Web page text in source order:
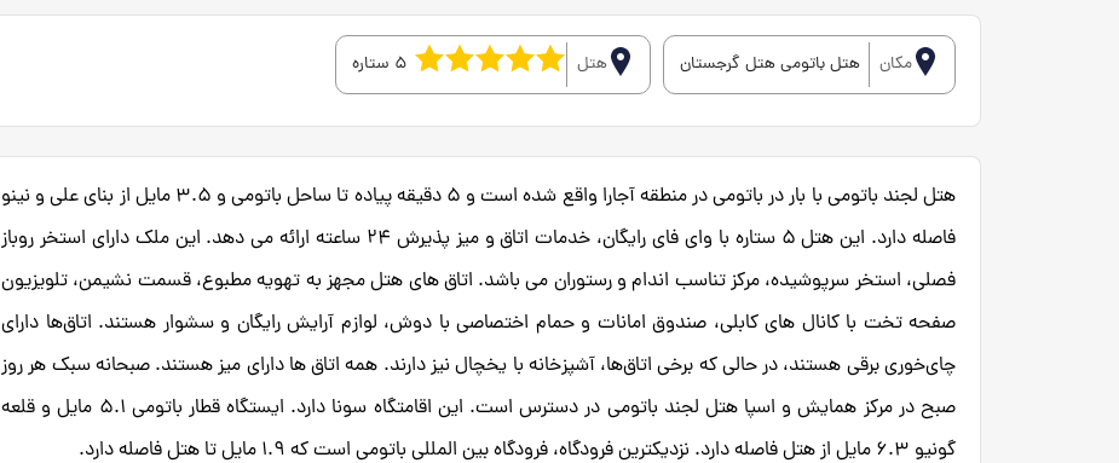
مکان هتل باتومی هتل گرجستان هتل 5 ستاره
هتل لجند باتومی با بار در باتومی در منطقه آجارا واقع شده است و 5 دقیقه پیاده تا ساحل باتومی و 3.5 مایل از بنای علی و نینو
فاصله دارد. این هتل 5 ستاره با وای فای رایگان، خدمات اتاق و میز پذیرش 24 ساعته ارائه می دهد. این ملک دارای استخر روباز
فصلی، استخر سرپوشیده، مرکز تناسب اندام و رستوران می باشد. اتاق های هتل مجهز به تهویه مطبوع، قسمت نشیمن، تلویزیون
صفحه تخت با کانال های کابلی، صندوق امانات و حمام اختصاصی با دوش، لوازم آرایش رایگان و سشوار هستند. اتاق‌ها دارای
چای‌خوری برقی هستند، در حالی که برخی اتاق‌ها، آشپزخانه با یخچال نیز دارند. همه اتاق ها دارای میز هستند. صبحانه سبک هر روز
صبح در مرکز همایش و اسپا هتل لجند باتومی در دسترس است. این اقامتگاه سونا دارد. ایستگاه قطار باتومی 5.1 مایل و قلعه
گونیو 6.3 مایل از هتل فاصله دارد. نزدیکترین فرودگاه، فرودگاه بین المللی باتومی است که 1.9 مایل تا هتل فاصله دارد.